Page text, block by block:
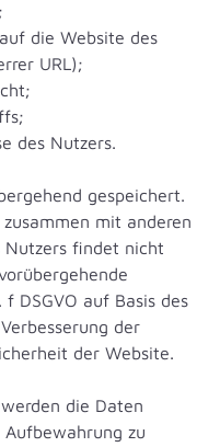
die Website des
URL);
des Nutzers.
gespeichert.
mit anderen
Nutzers findet nicht
DSGVO auf Basis des
der
der Website.
die Daten
zu